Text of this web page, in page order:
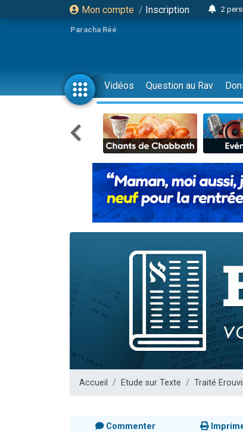
Mon compte / Inscription
2
61
Il
Ariel
6
2
2
2
3
Paracha Réé
Vidéos Question au Rav
Accueil Etude sur Texte Traité
Commenter